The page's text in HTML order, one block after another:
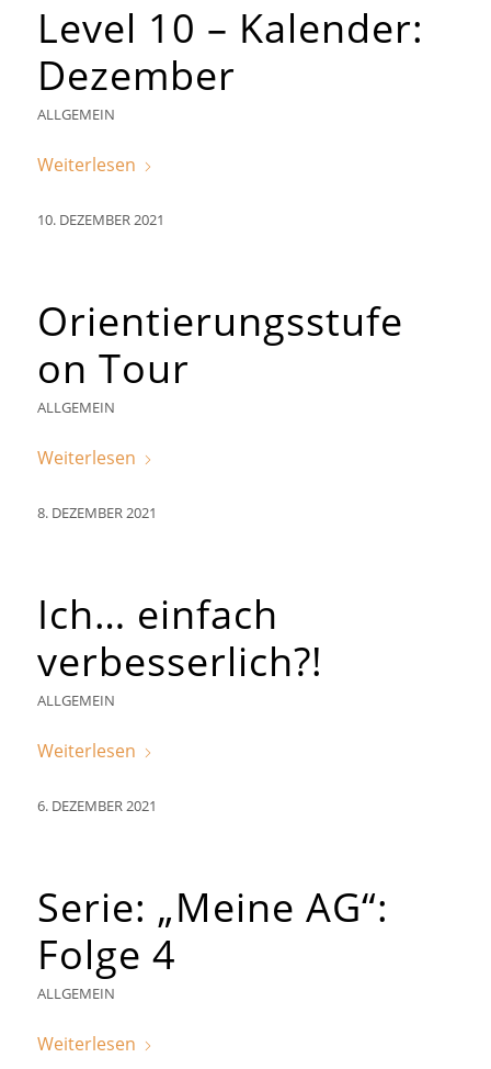
Level 10 – Kalender:
Dezember
ALLGEMEIN
Weiterlesen
10. DEZEMBER 2021
Orientierungsstufe
on Tour
ALLGEMEIN
Weiterlesen
8. DEZEMBER 2021
Ich… einfach
verbesserlich?!
ALLGEMEIN
Weiterlesen
6. DEZEMBER 2021
Serie: „Meine AG“:
Folge 4
ALLGEMEIN
Weiterlesen